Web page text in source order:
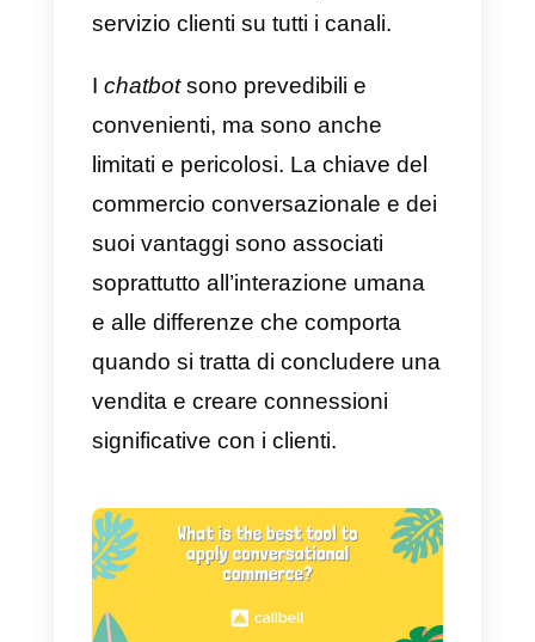
che con una buona strategia di
danno buoni risultati.
Quello che succede dopo
dipende dall’azienda, ma oggi i
chatbot sono molto di moda. Ciò
significa che dopo che i clienti
comunicazione, contatteranno
agente del servizio clienti. Va
notato che le persone oggi
preferiscono un trattamento